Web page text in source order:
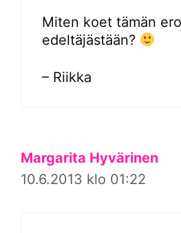
Miten koet tämän
edeltäjästään?
– Riikka
Margarita Hyvärinen
10.6.2013 klo 01:22